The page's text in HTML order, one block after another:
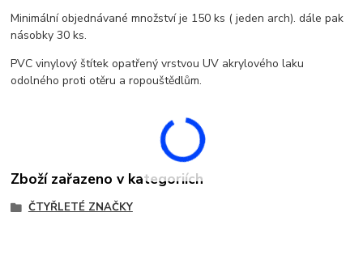
Minimální objednávané množství je 150 ks ( jeden arch). dále pak
násobky 30 ks.
PVC vinylový štítek opatřený vrstvou UV akrylového laku
odolného proti otěru a ropouštědlům.
Zboží zařazeno v kategoriích
ČTYŘLETÉ ZNAČKY